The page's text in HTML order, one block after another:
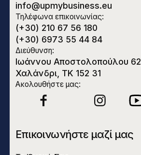
info@upmybusiness.eu
Τηλέφωνα επικοινωνίας:
(+30) 210 67 56 180
(+30) 6973 55 44 84
Διεύθυνση:
Ιωάννου Αποστολοπούλου 62,
Χαλάνδρι, ΤΚ 152 31
Ακολουθήστε μας:
Επικοινωνήστε μαζί μας